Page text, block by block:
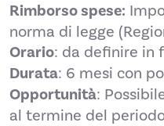
Rimborso spese:
norma di legge
Orario: da definire in
Durata: 6 mesi con
Opportunità:
al termine del